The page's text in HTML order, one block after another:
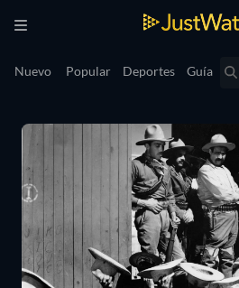
Nuevo Popular Deportes Guía